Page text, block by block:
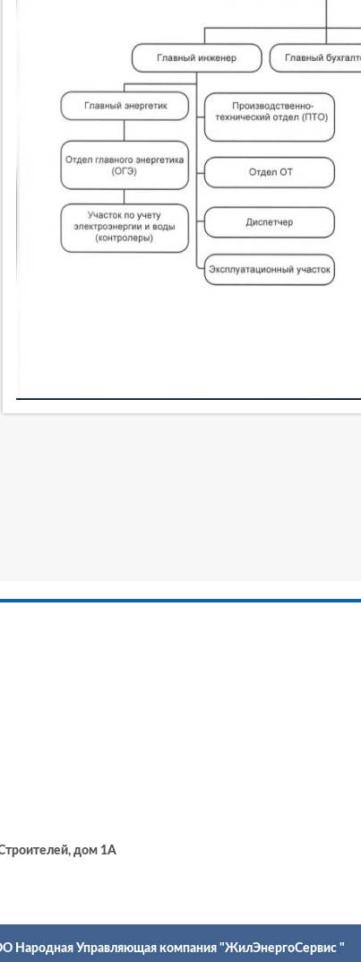
дом 1А
Народная Управляющая компания "ЖилЭнергоСервис "